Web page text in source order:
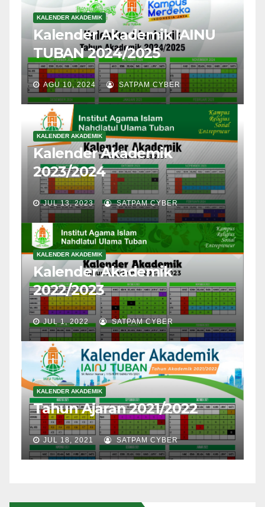
KALENDER AKADEMIK
Kalender Akademik IAINU
TUBAN 2024/2025
AGU 10, 2024 SATPAM CYBER
KALENDER AKADEMIK
Kalender Akademik
2023/2024
JUL 13, 2023 SATPAM CYBER
KALENDER AKADEMIK
Kalender Akademik
2022/2023
JUL 1, 2022 SATPAM CYBER
KALENDER AKADEMIK
Tahun Ajaran 2021/2022
JUL 18, 2021 SATPAM CYBER